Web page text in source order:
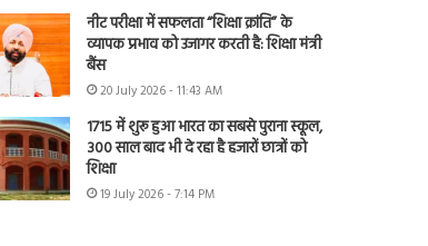
नीट परीक्षा में सफलता “शिक्षा क्रांति” के
व्यापक प्रभाव को उजागर करती है: शिक्षा मंत्री
बैंस
20 July 2026 - 11:43 AM
1715 में शुरू हुआ भारत का सबसे पुराना स्कूल,
300 साल बाद भी दे रहा है हजारों छात्रों को
शिक्षा
19 July 2026 - 7:14 PM